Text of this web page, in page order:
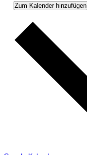
Zum Kalender hinzufügen